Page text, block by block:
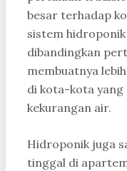
besar terhadap
sistem
dibandingkan
membuatnya
di kota-kota yang
kekurangan air.
Hidroponik juga
tinggal di